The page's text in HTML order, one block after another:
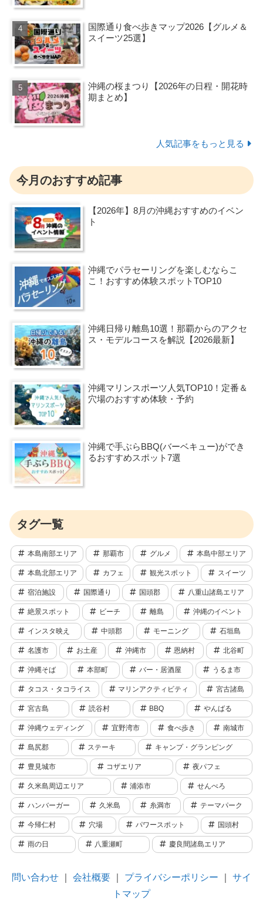
国際通り食べ歩きマップ2026【グルメ＆
スイーツ25選】
沖縄の桜まつり【2026年の日程・開花時
期まとめ】
人気記事をもっと見る
今月のおすすめ記事
【2026年】8月の沖縄おすすめのイベン
ト
沖縄でパラセーリングを楽しむならこ
こ！おすすめ体験スポットTOP10
沖縄日帰り離島10選！那覇からのアクセ
ス・モデルコースを解説【2026最新】
沖縄マリンスポーツ人気TOP10！定番＆
穴場のおすすめ体験・予約
沖縄で手ぶらBBQ(バーベキュー)ができ
るおすすめスポット7選
タグ一覧
本島南部エリア 那覇市 グルメ 本島中部エリア
本島北部エリア カフェ 観光スポット スイーツ
宿泊施設 国際通り 国頭郡 八重山諸島エリア
絶景スポット ビーチ 離島 沖縄のイベント
インスタ映え 中頭郡 モーニング 石垣島
名護市 お土産 沖縄市 恩納村 北谷町
沖縄そば 本部町 バー・居酒屋 うるま市
タコス・タコライス マリンアクティビティ 宮古諸島
宮古島 読谷村 BBQ やんばる
沖縄ウェディング 宜野湾市 食べ歩き 南城市
島尻郡 ステーキ キャンプ・グランピング
豊見城市 コザエリア 夜パフェ
久米島周辺エリア 浦添市 せんべろ
ハンバーガー 久米島 糸満市 テーマパーク
今帰仁村 穴場 パワースポット 国頭村
雨の日 八重瀬町 慶良間諸島エリア
問い合わせ 会社概要 プライバシーポリシー
サイ
トマップ